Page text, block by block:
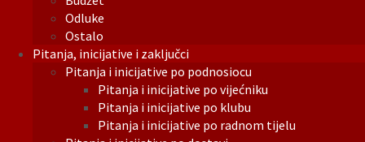
Odluke
Ostalo
Pitanja, inicijative i zaključci
Pitanja i inicijative po podnosiocu
Pitanja i inicijative po vijećniku
Pitanja i inicijative po klubu
Pitanja i inicijative po radnom tijelu